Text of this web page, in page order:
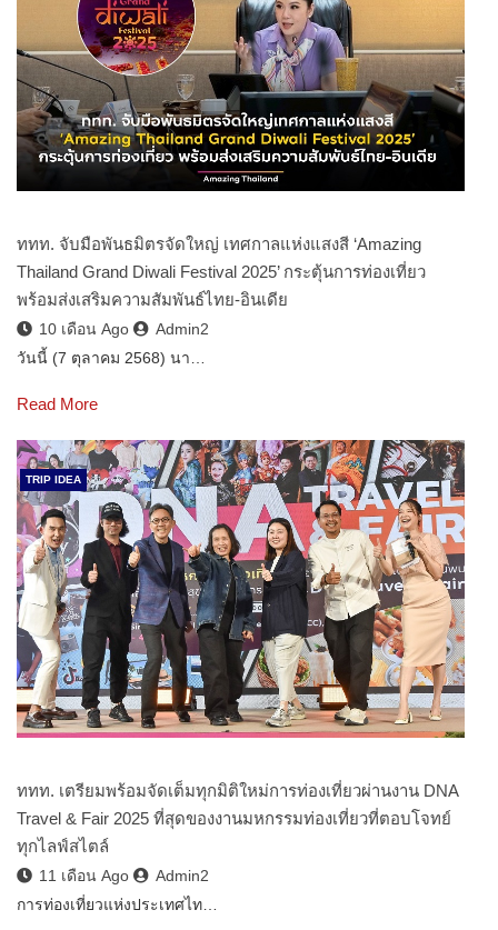
ททท. จับมือพันธมิตรจัดใหญ่ เทศกาลแห่งแสงสี ‘Amazing
Thailand Grand Diwali Festival 2025’ กระตุ้นการท่องเที่ยว
พร้อมส่งเสริมความสัมพันธ์ไทย-อินเดีย
10 เดือน Ago
Admin2
วันนี้ (7 ตุลาคม 2568) นา…
Read More
TRIP IDEA
ททท. เตรียมพร้อมจัดเต็มทุกมิติใหม่การท่องเที่ยวผ่านงาน DNA
Travel & Fair 2025 ที่สุดของงานมหกรรมท่องเที่ยวที่ตอบโจทย์
ทุกไลฟ์สไตล์
11 เดือน Ago
Admin2
การท่องเที่ยวแห่งประเทศไท…